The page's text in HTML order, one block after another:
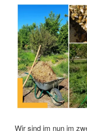
Wir sind im nun im